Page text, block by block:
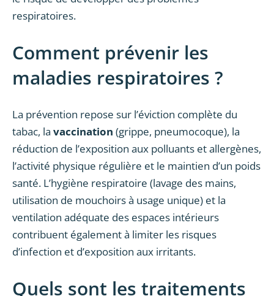
respiratoires.
Comment prévenir les
maladies respiratoires ?
La prévention repose sur l’éviction complète du
tabac, la vaccination (grippe, pneumocoque), la
réduction de l’exposition aux polluants et allergènes,
l’activité physique régulière et le maintien d’un poids
santé. L’hygiène respiratoire (lavage des mains,
utilisation de mouchoirs à usage unique) et la
ventilation adéquate des espaces intérieurs
contribuent également à limiter les risques
d’infection et d’exposition aux irritants.
Quels sont les traitements